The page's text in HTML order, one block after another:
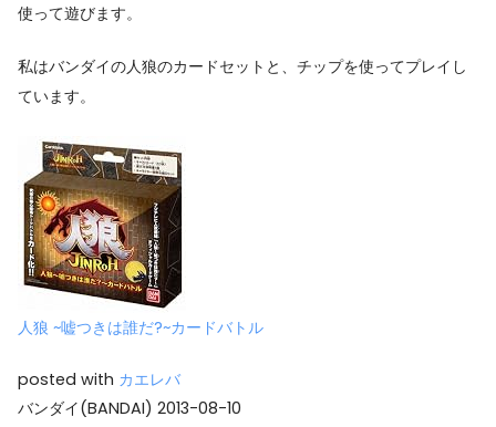
使って遊びます。
私はバンダイの人狼のカードセットと、チップを使ってプレイし
ています。
人狼 ~嘘つきは誰だ?~カードバトル
posted with カエレバ
バンダイ(BANDAI) 2013-08-10